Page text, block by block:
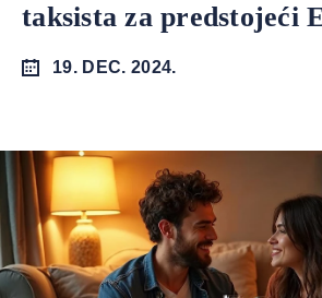
taksista za predstojeći
19. DEC. 2024.